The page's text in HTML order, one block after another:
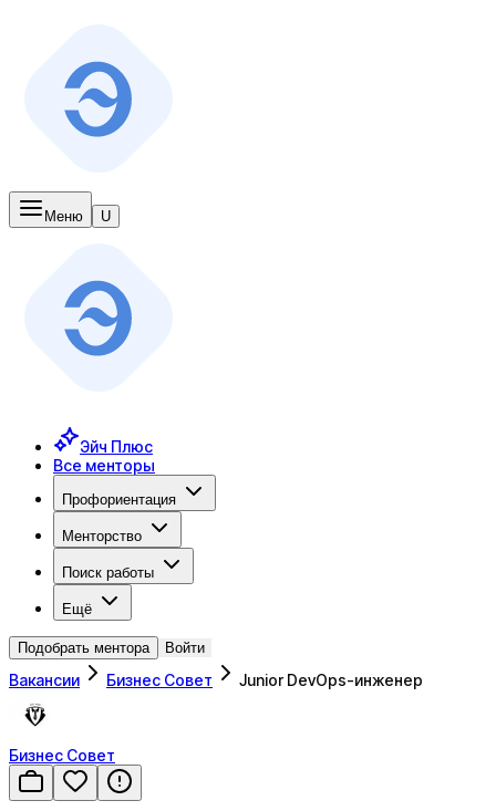
Меню U
Эйч Плюс
Все менторы
Профориентация
Менторство
Поиск работы
Ещё
Подобрать ментора Войти
Вакансии Бизнес Совет Junior DevOps-инженер
Бизнес Совет